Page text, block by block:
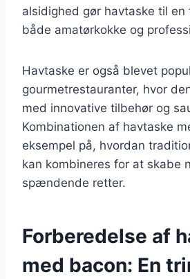
alsidighed gør havtaske til
både amatørkokke og
Havtaske er også blevet
gourmetrestauranter, hvor
med innovative tilbehør og
Kombinationen af havtaske
eksempel på, hvordan
kan kombineres for at skabe
spændende retter.
Forberedelse af
med bacon: En